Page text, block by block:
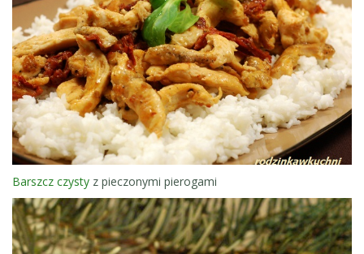
Barszcz czysty z pieczonymi pierogami